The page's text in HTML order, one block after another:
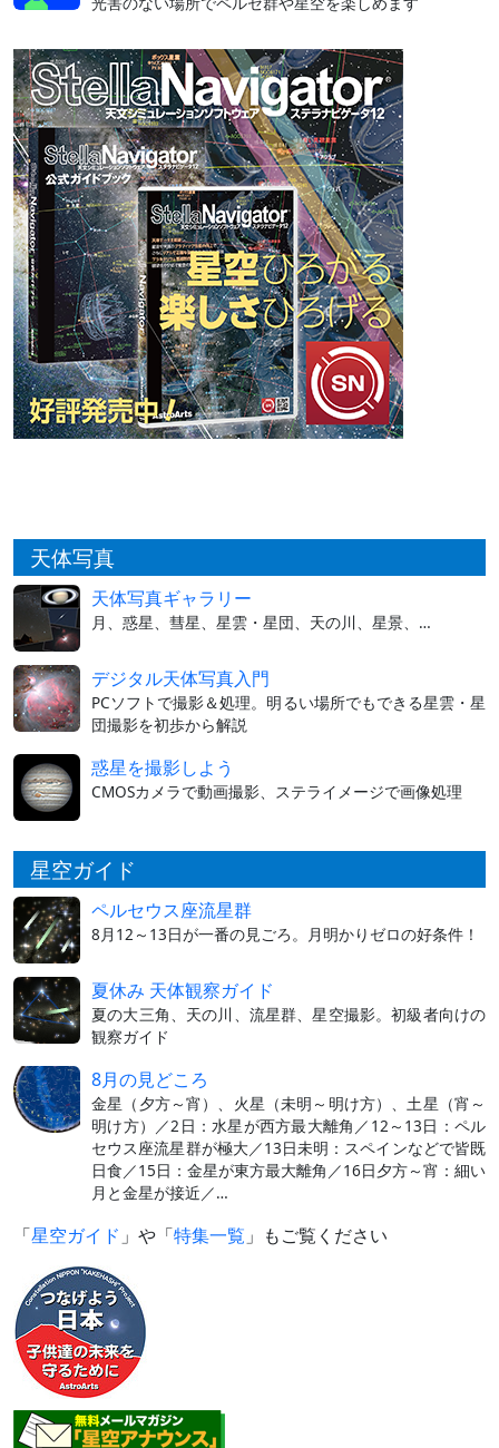
天体写真
天体写真ギャラリー
月、惑星、彗星、星雲・星団、天の川、星景、…
デジタル天体写真入門
PCソフトで撮影＆処理。明るい場所でもできる星雲・星
団撮影を初歩から解説
惑星を撮影しよう
CMOSカメラで動画撮影、ステライメージで画像処理
星空ガイド
ペルセウス座流星群
8月12～13日が一番の見ごろ。月明かりゼロの好条件！
夏休み 天体観察ガイド
夏の大三角、天の川、流星群、星空撮影。初級者向けの
観察ガイド
8月の見どころ
金星（夕方～宵）、火星（未明～明け方）、土星（宵～
明け方）／2日：水星が西方最大離角／12～13日：ペル
セウス座流星群が極大／13日未明：スペインなどで皆既
日食／15日：金星が東方最大離角／16日夕方～宵：細い
月と金星が接近／…
「星空ガイド 」や「特集一覧 」もご覧ください